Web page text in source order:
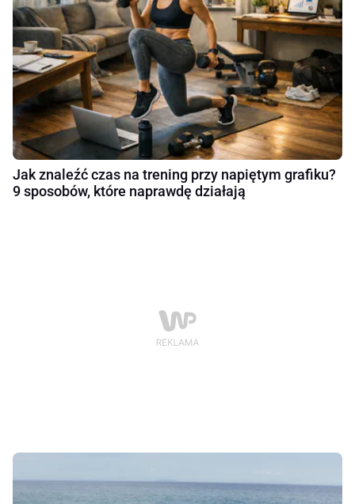
Jak znaleźć czas na trening przy napiętym grafiku?
9 sposobów, które naprawdę działają